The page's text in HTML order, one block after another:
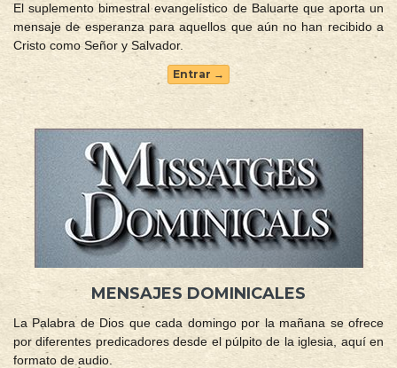
El suplemento bimestral evangelístico de Baluarte que aporta un
mensaje de esperanza para aquellos que aún no han recibido a
Cristo como Señor y Salvador.
Entrar →
MENSAJES DOMINICALES
La Palabra de Dios que cada domingo por la mañana se ofrece
por diferentes predicadores desde el púlpito de la iglesia, aquí en
formato de audio.